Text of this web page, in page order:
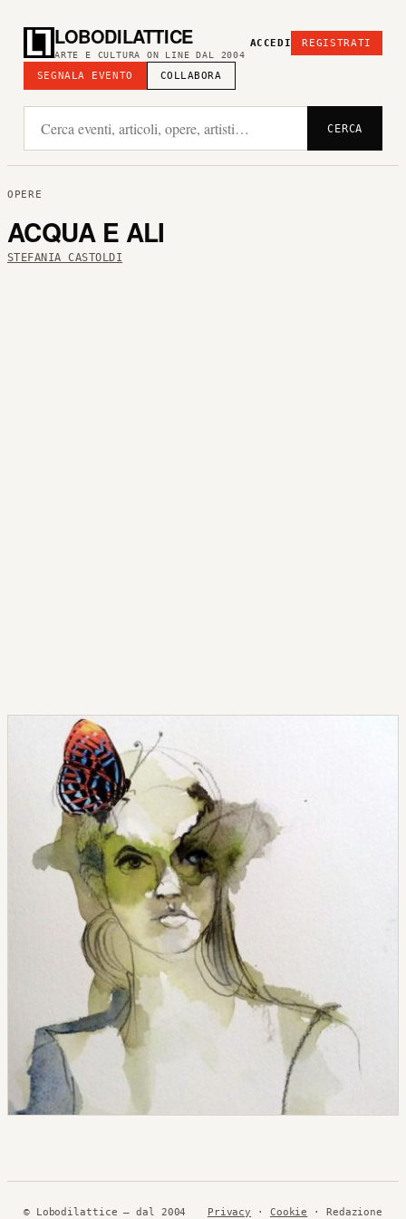
LOBODILATTICE
ARTE E CULTURA ON LINE DAL 2004
SEGNALA EVENTO COLLABORA
ACCEDI REGISTRATI
CERCA
OPERE
ACQUA E ALI
STEFANIA CASTOLDI
© Lobodilattice — dal 2004 Privacy · Cookie · Redazione